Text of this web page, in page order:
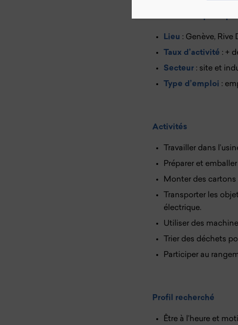
Lieu : Genève, Rive
Taux d’activité : +
Secteur: site et
Type d’emploi :
Activités
Travailler dans
Préparer et
Monter des
Transporter les
électrique.
Utiliser des
Trier des déchets
Participer au
Profil recherché
Être à l’heure et